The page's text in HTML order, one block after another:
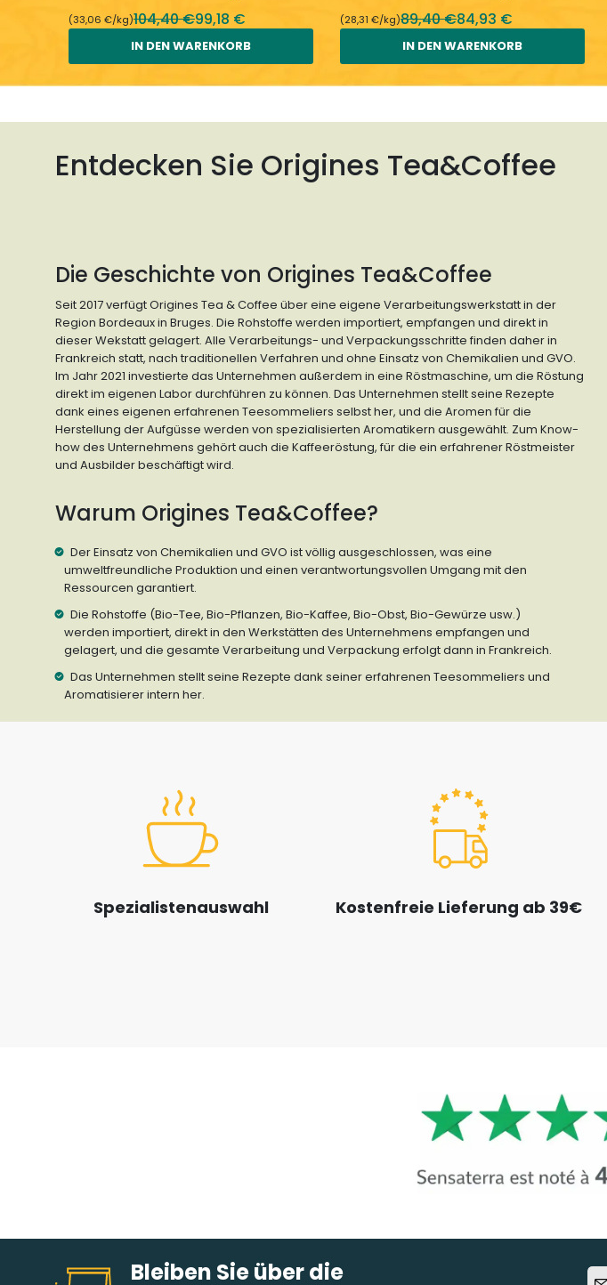
(33,06 €/kg)104,40 €99,18 €
IN DEN WARENKORB
(28,31 €/kg)89,40 €84,93 €
IN DEN WARENKORB
Entdecken Sie Origines Tea&Coffee
Die Geschichte von Origines Tea&Coffee
Seit 2017 verfügt Origines Tea & Coffee über eine eigene Verarbeitungswerkstatt in der
Region Bordeaux in Bruges. Die Rohstoffe werden importiert, empfangen und direkt in
dieser Wekstatt gelagert. Alle Verarbeitungs- und Verpackungsschritte finden daher in
Frankreich statt, nach traditionellen Verfahren und ohne Einsatz von Chemikalien und GVO.
Im Jahr 2021 investierte das Unternehmen außerdem in eine Röstmaschine, um die Röstung
direkt im eigenen Labor durchführen zu können. Das Unternehmen stellt seine Rezepte
dank eines eigenen erfahrenen Teesommeliers selbst her, und die Aromen für die
Herstellung der Aufgüsse werden von spezialisierten Aromatikern ausgewählt. Zum Know-
how des Unternehmens gehört auch die Kaffeeröstung, für die ein erfahrener Röstmeister
und Ausbilder beschäftigt wird.
Warum Origines Tea&Coffee?
Der Einsatz von Chemikalien und GVO ist völlig ausgeschlossen, was eine
umweltfreundliche Produktion und einen verantwortungsvollen Umgang mit den
Ressourcen garantiert.
Die Rohstoffe (Bio-Tee, Bio-Pflanzen, Bio-Kaffee, Bio-Obst, Bio-Gewürze usw.)
werden importiert, direkt in den Werkstätten des Unternehmens empfangen und
gelagert, und die gesamte Verarbeitung und Verpackung erfolgt dann in Frankreich.
Das Unternehmen stellt seine Rezepte dank seiner erfahrenen Teesommeliers und
Aromatisierer intern her.
Spezialistenauswahl Kostenfreie Lieferung ab 39€
Bleiben Sie über die
E-Mail-